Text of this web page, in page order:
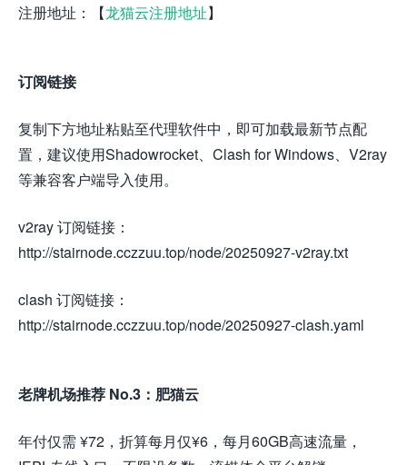
注册地址：【龙猫云注册地址】
订阅链接
复制下方地址粘贴至代理软件中，即可加载最新节点配
置，建议使用Shadowrocket、Clash for Windows、V2ray
等兼容客户端导入使用。
v2ray 订阅链接：
http://stairnode.cczzuu.top/node/20250927-v2ray.txt
clash 订阅链接：
http://stairnode.cczzuu.top/node/20250927-clash.yaml
老牌机场推荐 No.3：肥猫云
年付仅需 ¥72，折算每月仅¥6，每月60GB高速流量，